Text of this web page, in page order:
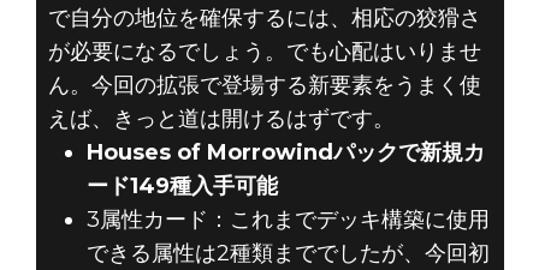
で自分の地位を確保するには、相応の狡猾さ
が必要になるでしょう。でも心配はいりませ
ん。今回の拡張で登場する新要素をうまく使
えば、きっと道は開けるはずです。
Houses of Morrowindパックで新規カ
ード149種入手可能
3属性カード：これまでデッキ構築に使用
できる属性は2種類まででしたが、今回初